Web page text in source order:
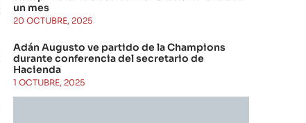
un mes
20 OCTUBRE, 2025
Adán Augusto ve partido de la Champions
durante conferencia del secretario de
Hacienda
1 OCTUBRE, 2025